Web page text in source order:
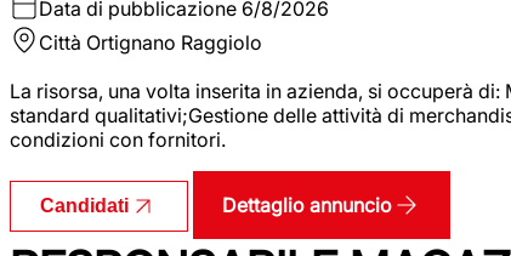
Data di pubblicazione 6/8/2026
Città Ortignano Raggiolo
La risorsa, una volta inserita in azienda, si occuperà
standard qualitativi;Gestione delle attività di
condizioni con fornitori.
Candidati Dettaglio annuncio